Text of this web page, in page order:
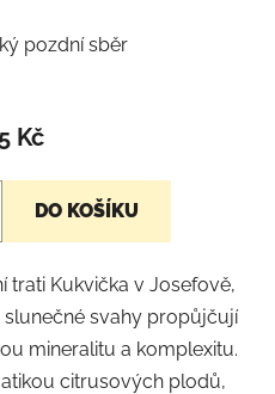
pozdní sběr
Kč
DO KOŠÍKU
trati Kukvička v Josefově,
svahy propůjčují
mineralitu a komplexitu.
citrusových plodů,